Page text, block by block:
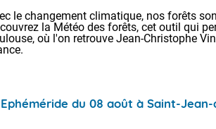
le changement climatique, nos forêts
la Météo des forêts, cet outil qui
où l'on retrouve Jean-Christophe
Ephéméride du 08 août à Saint-